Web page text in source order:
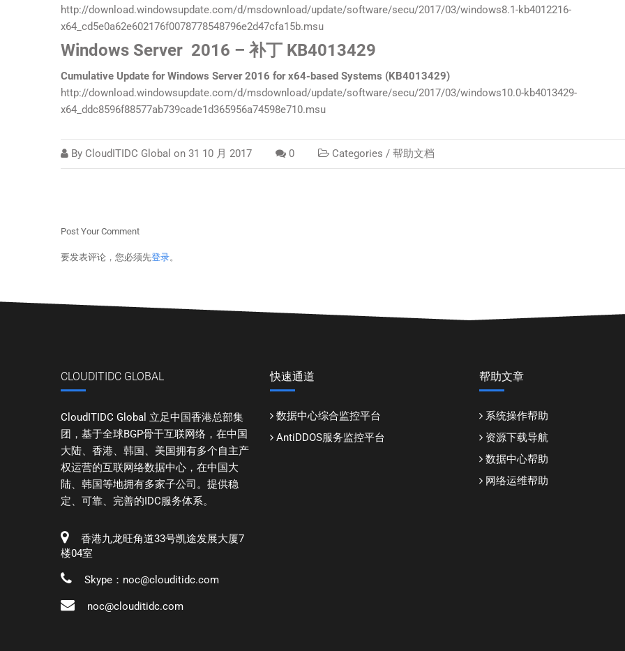
http://download.windowsupdate.com/d/msdownload/update/software/secu/2017/03/windows8.1-kb4012216-
x64_cd5e0a62e602176f0078778548796e2d47cfa15b.msu
Windows Server 2016 – 补丁 KB4013429
Cumulative Update for Windows Server 2016 for x64-based Systems (KB4013429)
http://download.windowsupdate.com/d/msdownload/update/software/secu/2017/03/windows10.0-kb4013429-
x64_ddc8596f88577ab739cade1d365956a74598e710.msu
By CloudITIDC Global on 31 10 月 2017 0 Categories / 帮助文档
Post Your Comment
要发表评论，您必须先登录。
CLOUDITIDC GLOBAL
CloudITIDC Global 立足中国香港总部集
团，基于全球BGP骨干互联网络，在中国
大陆、香港、韩国、美国拥有多个自主产
权运营的互联网络数据中心，在中国大
陆、韩国等地拥有多家子公司。提供稳
定、可靠、完善的IDC服务体系。
香港九龙旺角道33号凯途发展大厦7
楼04室
Skype：noc@clouditidc.com
noc@clouditidc.com
快速通道
数据中心综合监控平台
AntiDDOS服务监控平台
帮助文章
系统操作帮助
资源下载导航
数据中心帮助
网络运维帮助